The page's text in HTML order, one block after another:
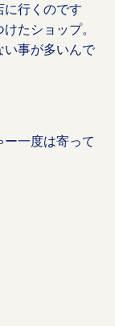
に行くのです
たショップ。
い事が多いんで
一度は寄って